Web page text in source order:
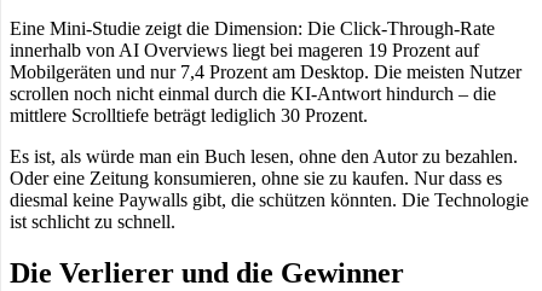
Eine Mini-Studie zeigt die Dimension: Die Click-Through-Rate
innerhalb von AI Overviews liegt bei mageren 19 Prozent auf
Mobilgeräten und nur 7,4 Prozent am Desktop. Die meisten Nutzer
scrollen noch nicht einmal durch die KI-Antwort hindurch – die
mittlere Scrolltiefe beträgt lediglich 30 Prozent.
Es ist, als würde man ein Buch lesen, ohne den Autor zu bezahlen.
Oder eine Zeitung konsumieren, ohne sie zu kaufen. Nur dass es
diesmal keine Paywalls gibt, die schützen könnten. Die Technologie
ist schlicht zu schnell.
Die Verlierer und die Gewinner